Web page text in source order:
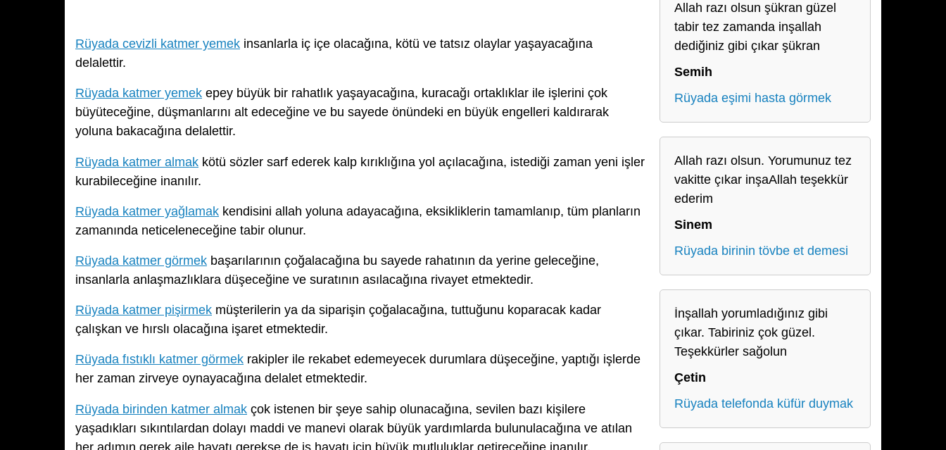
Rüyada cevizli katmer yemek insanlarla iç içe olacağına, kötü ve tatsız olaylar yaşayacağına
delalettir.
Rüyada katmer yemek epey büyük bir rahatlık yaşayacağına, kuracağı ortaklıklar ile işlerini çok
büyüteceğine, düşmanlarını alt edeceğine ve bu sayede önündeki en büyük engelleri kaldırarak
yoluna bakacağına delalettir.
Rüyada katmer almak kötü sözler sarf ederek kalp kırıklığına yol açılacağına, istediği zaman yeni işler
kurabileceğine inanılır.
Rüyada katmer yağlamak kendisini allah yoluna adayacağına, eksikliklerin tamamlanıp, tüm planların
zamanında neticeleneceğine tabir olunur.
Rüyada katmer görmek başarılarının çoğalacağına bu sayede rahatının da yerine geleceğine,
insanlarla anlaşmazlıklara düşeceğine ve suratının asılacağına rivayet etmektedir.
Rüyada katmer pişirmek müşterilerin ya da siparişin çoğalacağına, tuttuğunu koparacak kadar
çalışkan ve hırslı olacağına işaret etmektedir.
Rüyada fıstıklı katmer görmek rakipler ile rekabet edemeyecek durumlara düşeceğine, yaptığı işlerde
her zaman zirveye oynayacağına delalet etmektedir.
Rüyada birinden katmer almak çok istenen bir şeye sahip olunacağına, sevilen bazı kişilere
yaşadıkları sıkıntılardan dolayı maddi ve manevi olarak büyük yardımlarda bulunulacağına ve atılan
her adımın gerek aile hayatı gerekse de iş hayatı için büyük mutluluklar getireceğine inanılır.
Allah razı olsun şükran güzel
tabir tez zamanda inşallah
dediğiniz gibi çıkar şükran
Semih
Rüyada eşimi hasta görmek
Allah razı olsun. Yorumunuz tez
vakitte çıkar inşaAllah teşekkür
ederim
Sinem
Rüyada birinin tövbe et demesi
İnşallah yorumladığınız gibi
çıkar. Tabiriniz çok güzel.
Teşekkürler sağolun
Çetin
Rüyada telefonda küfür duymak